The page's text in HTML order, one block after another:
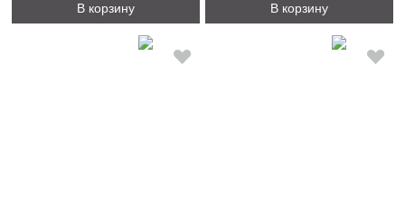
В корзину В корзину